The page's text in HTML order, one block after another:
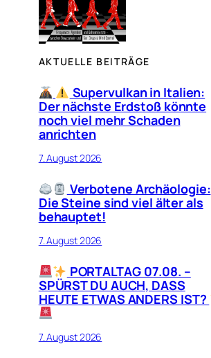
AKTUELLE BEITRÄGE
Supervulkan in Italien:
Der nächste Erdstoß könnte
noch viel mehr Schaden
anrichten
7. August 2026
Verbotene Archäologie:
Die Steine sind viel älter als
behauptet!
7. August 2026
PORTALTAG 07.08. –
SPÜRST DU AUCH, DASS
HEUTE ETWAS ANDERS IST?
7. August 2026